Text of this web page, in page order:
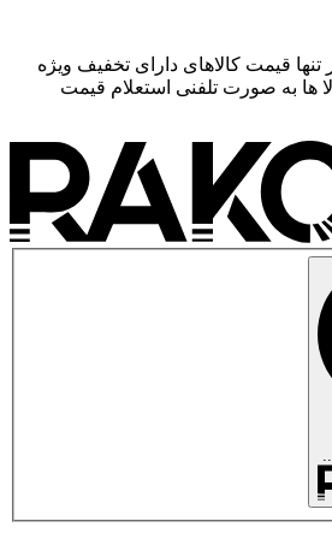
تنها قیمت کالاهای دارای تخفیف ویژه
ها به صورت تلفنی استعلام قیمت